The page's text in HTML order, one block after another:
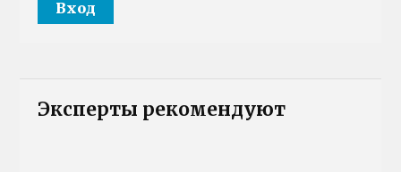
Эксперты рекомендуют